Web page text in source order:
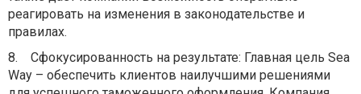
реагировать на изменения в законодательстве и
правилах.
8.
Сфокусированность на результате: Главная цель Sea
Way – обеспечить клиентов наилучшими решениями